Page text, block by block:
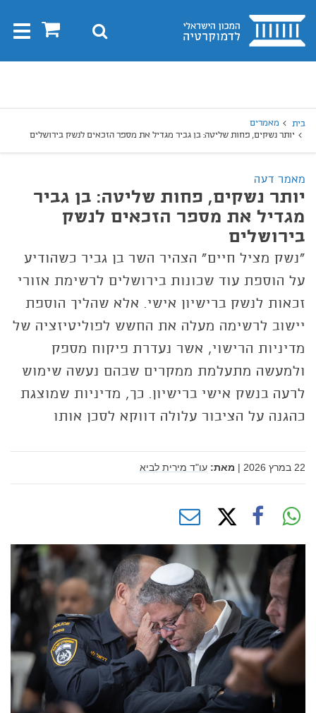
בית 0 חיפוש
בית
מאמרים
יותר נשקים, פחות שליטה: בן גביר מגדיל את מספר הזכאים לנשק בירושלים
מאמר דעה
יותר נשקים, פחות שליטה: בן גביר
מגדיל את מספר הזכאים לנשק
בירושלים
"נשק מציל חיים" הצהיר השר בן גביר כשהודיע
על הוספת עוד שכונות בירושלים לרשימת אזורי
זכאות לנשק ברישיון אישי. אלא שהליך הוספת
יישוב לרשימה מעלה את החשש לפוליטיזציה של
מדיניות הרישוי, אשר נעדרת פיקוח מספק
ולמעשה מתעלמת ממקרים שבהם נעשה שימוש
לרעה בנשק אישי ברישיון. כך, מדיניות שמוצגת
כהגנה על הציבור עלולה דווקא לסכן אותו
22 במרץ 2026 | מאת: עו"ד מירית לביא